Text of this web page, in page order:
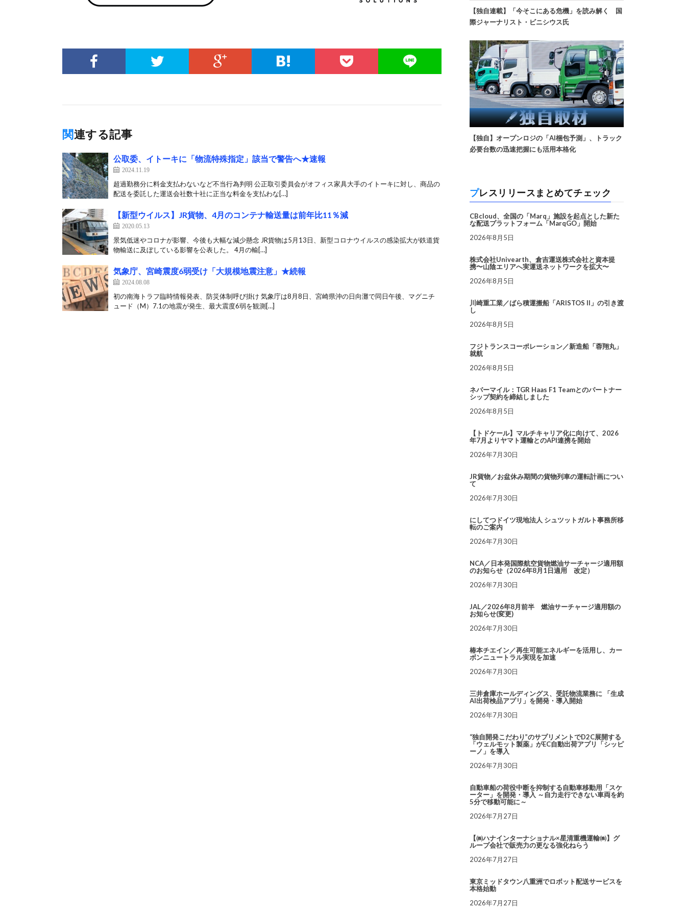
関連する記事
公取委、イトーキに「物流特殊指定」該当で警告へ★速報
2024.11.19
超過勤務分に料金支払わないなど不当行為判明 公正取引委員会がオフィス家具大手のイトーキに対し、商品の
配送を委託した運送会社数十社に正当な料金を支払わな[…]
【新型ウイルス】JR貨物、4月のコンテナ輸送量は前年比11％減
2020.05.13
景気低迷やコロナが影響、今後も大幅な減少懸念 JR貨物は5月13日、新型コロナウイルスの感染拡大が鉄道貨
物輸送に及ぼしている影響を公表した。 4月の輸[…]
気象庁、宮崎震度6弱受け「大規模地震注意」★続報
2024.08.08
初の南海トラフ臨時情報発表、防災体制呼び掛け 気象庁は8月8日、宮崎県沖の日向灘で同日午後、マグニチ
ュード（M）7.1の地震が発生、最大震度6弱を観測[…]
【独自連載】「今そこにある危機」を読み解く 国
際ジャーナリスト・ビニシウス氏
【独自】オープンロジの「AI梱包予測」、トラック
必要台数の迅速把握にも活用本格化
プレスリリースまとめてチェック
CBcloud、全国の「Marq」施設を起点とした新た
な配送プラットフォーム「MarqGO」開始
2026年8月5日
株式会社Univearth、倉吉運送株式会社と資本提
携〜山陰エリアへ実運送ネットワークを拡大〜
2026年8月5日
川崎重工業／ばら積運搬船「ARISTOS II」の引き渡
し
2026年8月5日
フジトランスコーポレーション／新造船「蓉翔丸」
就航
2026年8月5日
ネバーマイル：TGR Haas F1 Teamとのパートナー
シップ契約を締結しました
2026年8月5日
【トドケール】マルチキャリア化に向けて、2026
年7月よりヤマト運輸とのAPI連携を開始
2026年7月30日
JR貨物／お盆休み期間の貨物列車の運転計画につい
て
2026年7月30日
にしてつドイツ現地法人 シュツットガルト事務所移
転のご案内
2026年7月30日
NCA／日本発国際航空貨物燃油サーチャージ適用額
のお知らせ（2026年8月1日適用 改定）
2026年7月30日
JAL／2026年8月前半 燃油サーチャージ適用額の
お知らせ(変更)
2026年7月30日
椿本チエイン／再生可能エネルギーを活用し、カー
ボンニュートラル実現を加速
2026年7月30日
三井倉庫ホールディングス、受託物流業務に 「生成
AI出荷検品アプリ」を開発・導入開始
2026年7月30日
“独自開発こだわり”のサプリメントでD2C展開する
「ウェルモット製薬」がEC自動出荷アプリ「シッピ
ーノ」を導入
2026年7月30日
自動車船の荷役中断を抑制する自動車移動用「スケ
ーター」を開発・導入 ～自力走行できない車両を約
5分で移動可能に～
2026年7月27日
【㈱ハナインターナショナル×星清重機運輸㈱】グ
ループ会社で販売力の更なる強化ねらう
2026年7月27日
東京ミッドタウン八重洲でロボット配送サービスを
本格始動
2026年7月27日